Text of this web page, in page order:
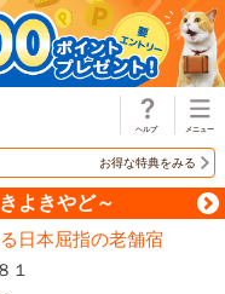
お得な特典をみる
よきやど～
日本屈指の老舗宿
１